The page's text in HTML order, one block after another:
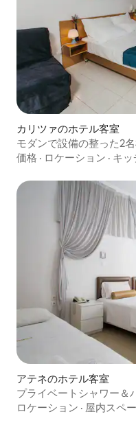
カリツァのホテル客室
モダンで設備の整った2
価格 · ロケーション · キッ
アテネのホテル客室
プライベートシャワー＆
ロケーション · 屋内スペ